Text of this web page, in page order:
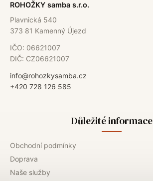
ROHOŽKY samba s.r.o.
Plavnická 540
373 81 Kamenný Újezd
IČO: 06621007
DIČ: CZ06621007
info@rohozkysamba.cz
+420 728 126 585
Důležité informace
Obchodní podmínky
Doprava
Naše služby